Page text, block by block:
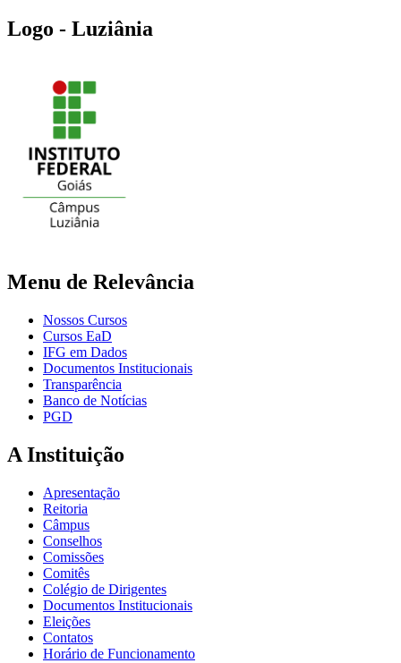
Logo - Luziânia
Menu de Relevância
Nossos Cursos
Cursos EaD
IFG em Dados
Documentos Institucionais
Transparência
Banco de Notícias
PGD
A Instituição
Apresentação
Reitoria
Câmpus
Conselhos
Comissões
Comitês
Colégio de Dirigentes
Documentos Institucionais
Eleições
Contatos
Horário de Funcionamento